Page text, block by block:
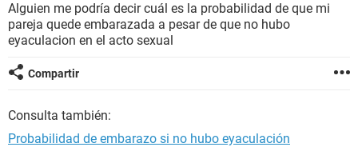
SEXUALIDAD
GLOSARIO
Alguien me podría decir cuál es la probabilidad de que mi
pareja quede embarazada a pesar de que no hubo
eyaculacion en el acto sexual
Compartir
Consulta también:
Probabilidad de embarazo si no hubo eyaculación